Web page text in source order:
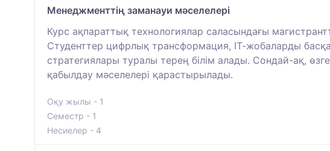
Менеджменттің заманауи мәселелері
Курс ақпараттық технологиялар саласындағы
Студенттер цифрлық трансформация, ІТ-жобаларды
стратегиялары туралы терең білім алады. Сондай-ақ,
қабылдау мәселелері қарастырылады.
Оқу жылы - 1
Семестр - 1
Несиелер - 4